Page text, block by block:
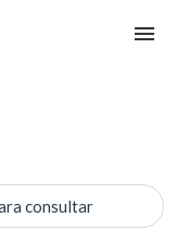
consultar